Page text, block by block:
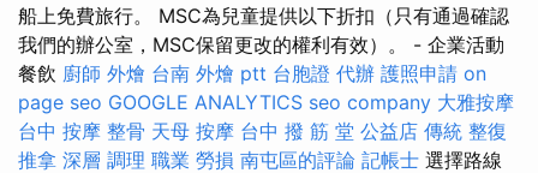
船上免費旅行。 MSC為兒童提供以下折扣（只有通過確認
我們的辦公室，MSC保留更改的權利有效）。 - 企業活動
餐飲 廚師 外燴 台南 外燴 ptt 台胞證 代辦 護照申請 on
page seo GOOGLE ANALYTICS seo company 大雅按摩
台中 按摩 整骨 天母 按摩 台中 撥 筋 堂 公益店 傳統 整復
推拿 深層 調理 職業 勞損 南屯區的評論 記帳士 選擇路線